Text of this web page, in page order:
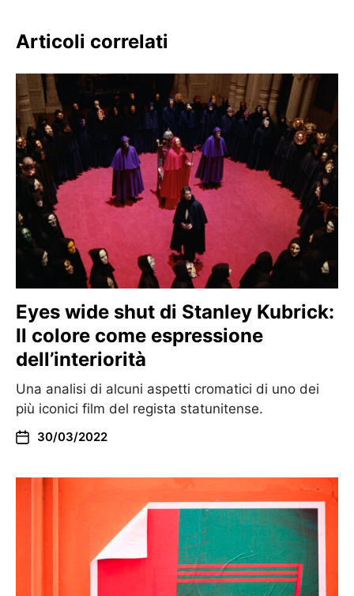
Articoli correlati
Eyes wide shut di Stanley Kubrick:
Il colore come espressione
dell’interiorità
Una analisi di alcuni aspetti cromatici di uno dei
più iconici film del regista statunitense.
30/03/2022